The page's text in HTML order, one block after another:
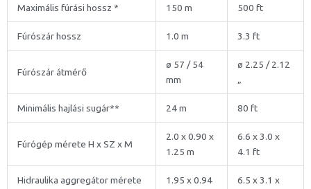
Maximális fúrási hossz * 150 m 500 ft
Fúrószár hossz 1.0 m 3.3 ft
Fúrószár átmérő
ø 57 / 54
mm
ø 2.25 / 2.12
„
Minimális hajlási sugár** 24 m 80 ft
Fúrógép mérete H x SZ x M
2.0 x 0.90 x
1.25 m
6.6 x 3.0 x
4.1 ft
Hidraulika aggregátor mérete
1.95 x 0.94
6.5 x 3.1 x